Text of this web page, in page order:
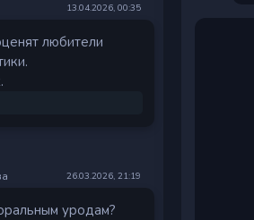
13.04.2026, 00:35
любители
26.03.2026, 21:19
уродам?